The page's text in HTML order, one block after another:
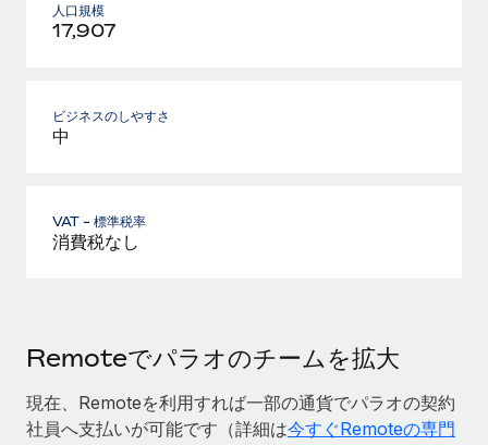
人口規模
17,907
ビジネスのしやすさ
中
VAT - 標準税率
消費税なし
Remoteでパラオのチームを拡大
現在、Remoteを利用すれば一部の通貨でパラオの契約
社員へ支払いが可能です（詳細は今すぐRemoteの専門